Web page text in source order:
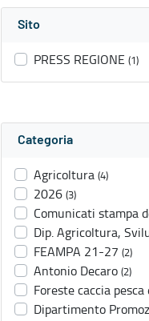
Sito
PRESS REGIONE (1)
Categoria
Agricoltura (4)
2026 (3)
Comunicati stampa
Dip. Agricoltura,
FEAMPA 21-27 (2)
Antonio Decaro (2)
Foreste caccia
Dipartimento